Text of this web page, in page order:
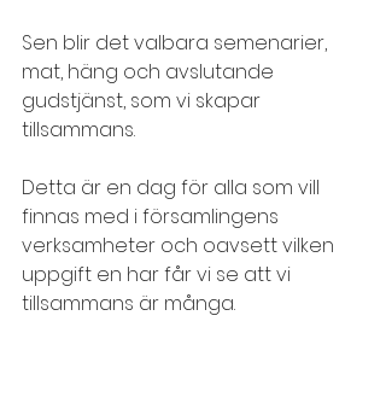
Sen blir det valbara semenarier,
mat, häng och avslutande
gudstjänst, som vi skapar
tillsammans.
Detta är en dag för alla som vill
finnas med i församlingens
verksamheter och oavsett vilken
uppgift en har får vi se att vi
tillsammans är många.